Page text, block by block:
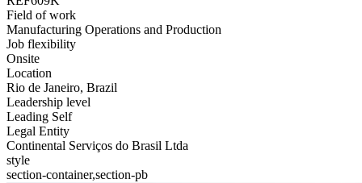
Field of work
Manufacturing Operations and Production
Job flexibility
Onsite
Location
Rio de Janeiro, Brazil
Leadership level
Leading Self
Legal Entity
Continental Serviços do Brasil Ltda
style
section-container,section-pb